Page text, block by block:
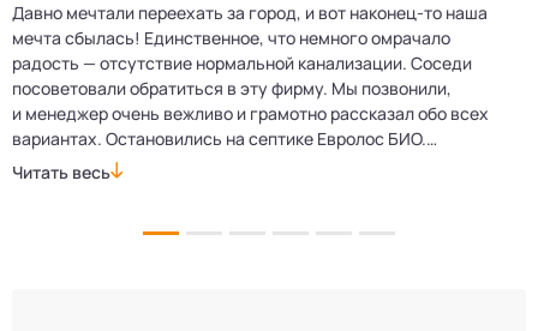
Давно мечтали переехать за город, и вот наконец‑то наша
мечта сбылась! Единственное, что немного омрачало
радость — отсутствие нормальной канализации. Соседи
посоветовали обратиться в эту фирму. Мы позвонили,
и менеджер очень вежливо и грамотно рассказал обо всех
вариантах. Остановились на септике Евролос БИО.
Монтажники приехали вовремя, установили всё быстро
Читать весь